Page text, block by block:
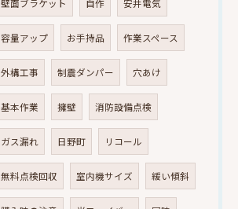
壁面ブラケット 自作 安井電気
容量アップ お手持品 作業スペース
外構工事 制震ダンパー 穴あけ
基本作業 擁壁 消防設備点検
ガス漏れ 日野町 リコール
無料点検回収 室内機サイズ 緩い傾斜